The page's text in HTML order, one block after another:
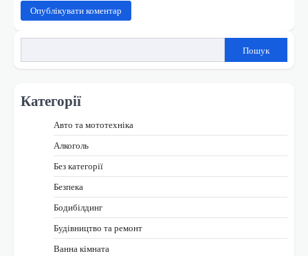
Пошук
Категорії
Авто та мототехніка
Алкоголь
Без категорії
Безпека
Бодибілдинг
Будівництво та ремонт
Ванна кімната